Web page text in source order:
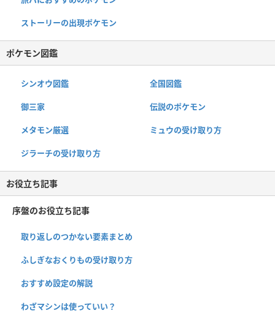
ストーリーの出現ポケモン
ポケモン図鑑
シンオウ図鑑 全国図鑑
御三家 伝説のポケモン
メタモン厳選 ミュウの受け取り方
ジラーチの受け取り方
お役立ち記事
序盤のお役立ち記事
取り返しのつかない要素まとめ
ふしぎなおくりもの受け取り方
おすすめ設定の解説
わざマシンは使っていい？